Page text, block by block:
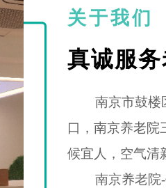
关于我们
真诚服
南京市鼓楼区
口，南京养老院
候宜人，空气清
南京养老院-